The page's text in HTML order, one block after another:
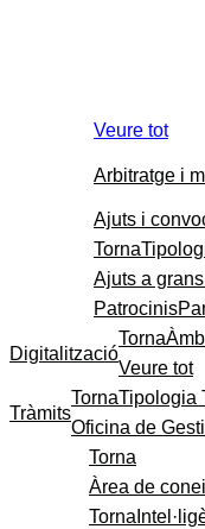
Veure tot
Arbitratge i
Ajuts i
Torna
Ajuts a
Patrocinis
Digitalització
Torna
Veure tot
Tràmits
TornaTipologia
Oficina de
Torna
Àrea de
Torna